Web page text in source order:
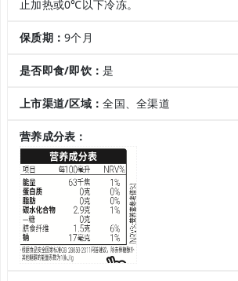
止加热或0℃以下冷冻。
保质期：9个月
是否即食/即饮：是
上市渠道/区域：全国、全渠道
营养成分表：